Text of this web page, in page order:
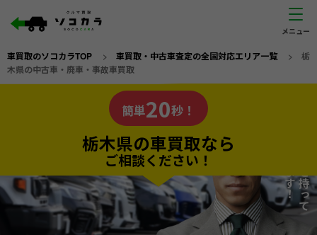
車買取のソコカラTOP > 車買取・中古車査定の全国対応エリア一覧> 栃
木県の中古車・廃車・事故車買取
の車買取なら
ソコカラの 私たちが責任を持って
査定いたします！
簡単20秒！
栃木県の車買取なら
ご相談ください！